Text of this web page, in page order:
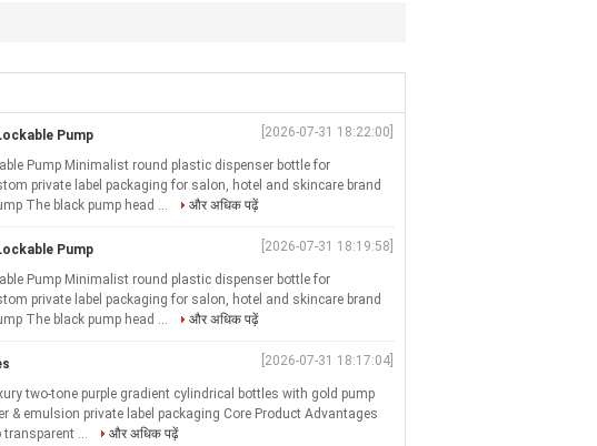
Pump [2026-07-31 18:22:00]
Pump Minimalist round plastic dispenser bottle for
private label packaging for salon, hotel and skincare brand
The black pump head ...
और अधिक पढ़ें
Pump [2026-07-31 18:19:58]
Pump Minimalist round plastic dispenser bottle for
private label packaging for salon, hotel and skincare brand
The black pump head ...
और अधिक पढ़ें
[2026-07-31 18:17:04]
two-tone purple gradient cylindrical bottles with gold pump
& emulsion private label packaging Core Product Advantages
transparent ...
और अधिक पढ़ें